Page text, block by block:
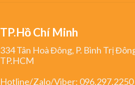
TP.Hồ Chí Minh
334 Tân Hoà Đông, P. Bình Trị
TP.HCM
Hotline/Zalo/Viber: 096.297.2250